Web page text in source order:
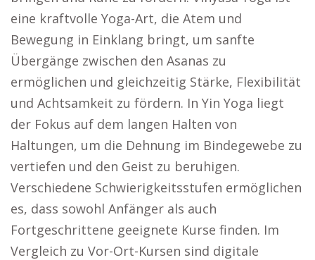
eine kraftvolle Yoga-Art, die Atem und
Bewegung in Einklang bringt, um sanfte
Übergänge zwischen den Asanas zu
ermöglichen und gleichzeitig Stärke, Flexibilität
und Achtsamkeit zu fördern. In Yin Yoga liegt
der Fokus auf dem langen Halten von
Haltungen, um die Dehnung im Bindegewebe zu
vertiefen und den Geist zu beruhigen.
Verschiedene Schwierigkeitsstufen ermöglichen
es, dass sowohl Anfänger als auch
Fortgeschrittene geeignete Kurse finden. Im
Vergleich zu Vor-Ort-Kursen sind digitale